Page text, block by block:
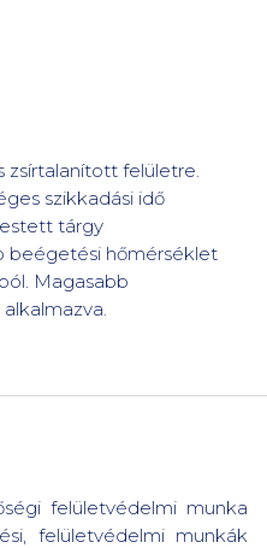
zsírtalanított felületre.
szikkadási idő
tárgy
beégetési hőmérséklet
Magasabb
felületvédelmi munka
felületvédelmi munkák